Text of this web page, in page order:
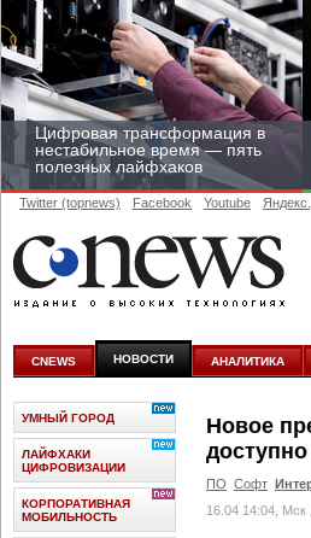
Цифровая трансформация в
нестабильное время — пять
полезных лайфхаков
цифровизироваться со
скоростью крупных
корпораций
Twitter (topnews) Facebook Youtube
CNEWS НОВОСТИ АНАЛИТИКА
Новое
ПО Софт
16.04 14:04, Мск
УМНЫЙ ГОРОД
ЛАЙФХАКИ
ЦИФРОВИЗАЦИИ
КОРПОРАТИВНАЯ
МОБИЛЬНОСТЬ